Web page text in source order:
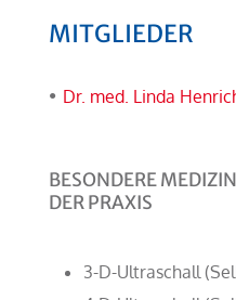
MITGLIEDER
Dr. med. Linda
BESONDERE
DER PRAXIS
3-D-Ultraschall